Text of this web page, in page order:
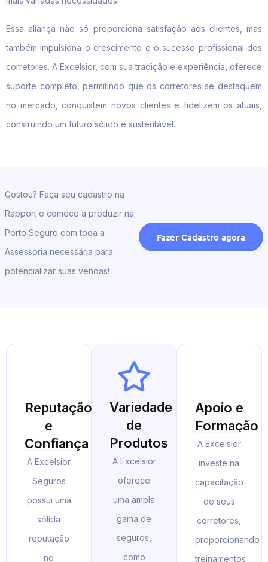
Essa aliança não só proporciona satisfação aos clientes, mas
também impulsiona o crescimento e o sucesso profissional dos
corretores. A Excelsior, com sua tradição e experiência, oferece
suporte completo, permitindo que os corretores se destaquem
no mercado, conquistem novos clientes e fidelizem os atuais,
construindo um futuro sólido e sustentável.
Gostou? Faça seu cadastro na
Rapport e comece a produzir na
Porto Seguro com toda a
Assessoria necessária para
potencializar suas vendas!
Fazer Cadastro agora
Reputação
e
Confiança
A Excelsior
Seguros
possui uma
sólida
reputação
no
Variedade
de
Produtos
A Excelsior
oferece
uma ampla
gama de
seguros,
como
Apoio e
Formação
A Excelsior
investe na
capacitação
de seus
corretores,
proporcionando
treinamentos